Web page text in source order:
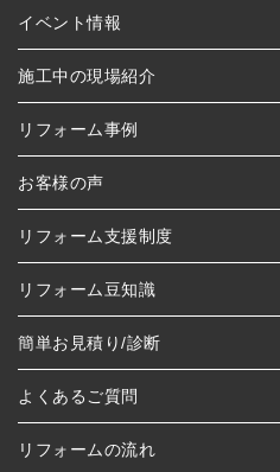
イベント情報
施工中の現場紹介
リフォーム事例
お客様の声
リフォーム支援制度
リフォーム豆知識
簡単お見積り/診断
よくあるご質問
リフォームの流れ